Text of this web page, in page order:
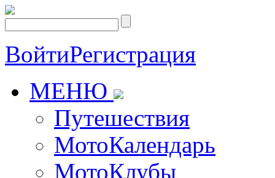
ВойтиРегистрация
МЕНЮ
Путешествия
МотоКалендарь
МотоКлубы